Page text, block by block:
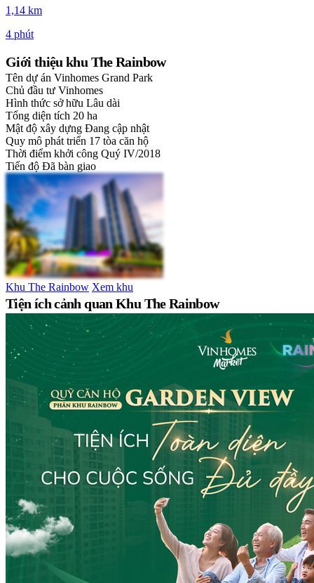
1,14 km
4 phút
Giới thiệu khu The Rainbow
Tên dự án Vinhomes Grand Park
Chủ đầu tư Vinhomes
Hình thức sở hữu Lâu dài
Tổng diện tích 20 ha
Mật độ xây dựng Đang cập nhật
Quy mô phát triển 17 tòa căn hộ
Thời điểm khởi công Quý IV/2018
Tiến độ Đã bàn giao
Khu The Rainbow Xem khu
Tiện ích cảnh quan Khu The Rainbow